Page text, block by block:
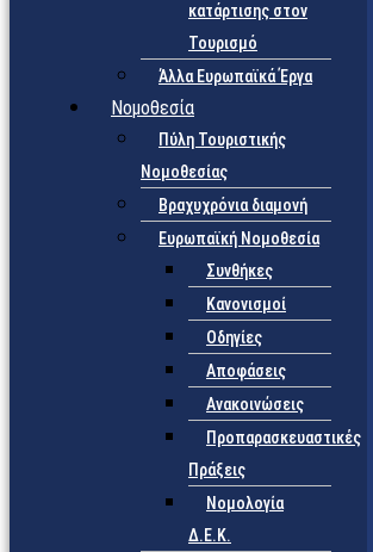
κατάρτισης στον
Τουρισμό
Άλλα Ευρωπαϊκά Έργα
Νομοθεσία
Πύλη Τουριστικής
Νομοθεσίας
Βραχυχρόνια διαμονή
Ευρωπαϊκή Νομοθεσία
Συνθήκες
Κανονισμοί
Οδηγίες
Αποφάσεις
Ανακοινώσεις
Προπαρασκευαστικές
Πράξεις
Νομολογία
Δ.Ε.Κ.